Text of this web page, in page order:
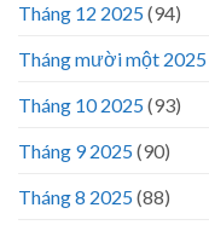
Tháng 12 2025(94)
Tháng mười một 2025
Tháng 10 2025(93)
Tháng 9 2025(90)
Tháng 8 2025(88)